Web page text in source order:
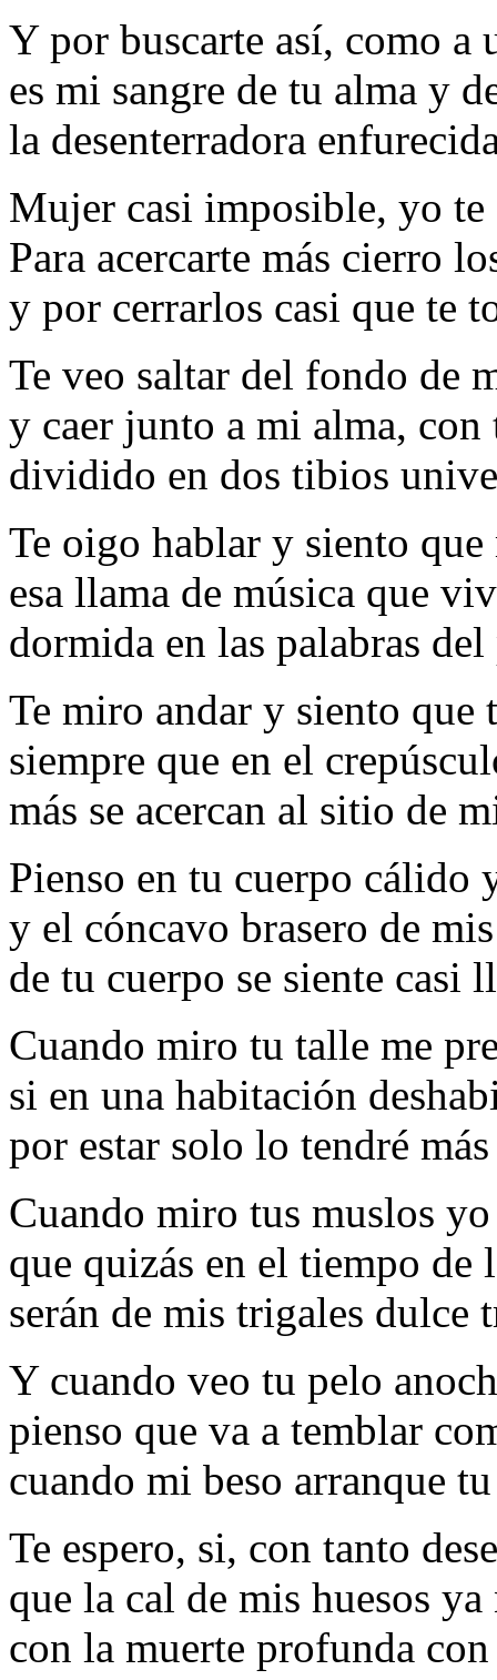
Y por buscarte así, como a
es mi sangre de tu alma y
la desenterradora
Mujer casi imposible, yo te
Para acercarte más cierro
y por cerrarlos casi que te
Te veo saltar del fondo de
y caer junto a mi alma, con
dividido en dos tibios
Te oigo hablar y siento que
esa llama de música que
dormida en las palabras del
Te miro andar y siento que
siempre que en el
más se acercan al sitio de
Pienso en tu cuerpo cálido
y el cóncavo brasero de
de tu cuerpo se siente casi
Cuando miro tu talle me
si en una habitación
por estar solo lo tendré
Cuando miro tus muslos
que quizás en el tiempo de
serán de mis trigales dulce
Y cuando veo tu pelo
pienso que va a temblar
cuando mi beso arranque
Te espero, si, con tanto
que la cal de mis huesos ya
con la muerte profunda